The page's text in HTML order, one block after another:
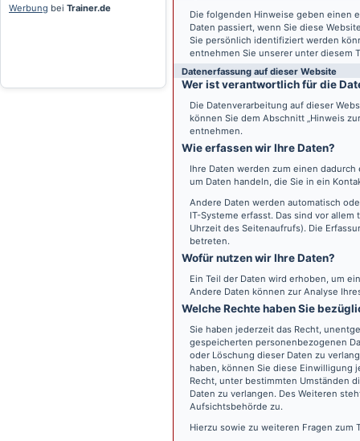
Werbung bei Trainer.de
Die folgenden Hinweise geben einen
Daten passiert, wenn Sie diese
Sie persönlich identifiziert werden
entnehmen Sie unserer unter diesem
Datenerfassung auf dieser Website
Wer ist verantwortlich für die
Die Datenverarbeitung auf dieser
können Sie dem Abschnitt „Hinweis
entnehmen.
Wie erfassen wir Ihre Daten?
Ihre Daten werden zum einen
um Daten handeln, die Sie in ein
Andere Daten werden automatisch
IT-Systeme erfasst. Das sind vor
Uhrzeit des Seitenaufrufs). Die
betreten.
Wofür nutzen wir Ihre Daten?
Ein Teil der Daten wird erhoben, um
Andere Daten können zur Analyse
Welche Rechte haben Sie
Sie haben jederzeit das Recht,
gespeicherten personenbezogenen
oder Löschung dieser Daten zu
haben, können Sie diese Einwilligung
Recht, unter bestimmten Umständen
Daten zu verlangen. Des Weiteren
Aufsichtsbehörde zu.
Hierzu sowie zu weiteren Fragen zum